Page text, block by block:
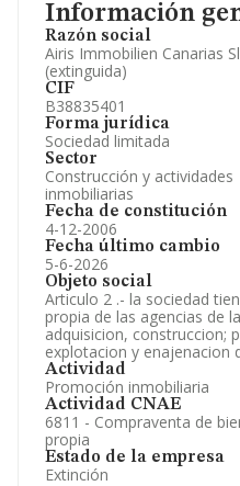
Información
Razón social
Airis Immobilien Canarias Sl
(extinguida)
CIF
B38835401
Forma jurídica
Sociedad limitada
Sector
Construcción y actividades
inmobiliarias
Fecha de constitución
4-12-2006
Fecha último cambio
5-6-2026
Objeto social
Articulo 2 .- la sociedad
propia de las agencias de
adquisicion, construccion;
explotacion y enajenacion
Actividad
Promoción inmobiliaria
Actividad CNAE
6811 - Compraventa de
propia
Estado de la empresa
Extinción
Artículos de prensa
Información oficial y